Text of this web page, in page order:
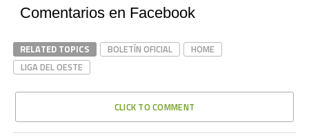
Comentarios en Facebook
RELATED TOPICS BOLETÍN OFICIAL
HOME
LIGA DEL OESTE
CLICK TO COMMENT